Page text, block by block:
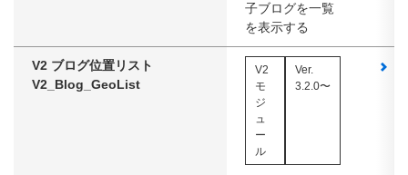
子ブログを一覧
を表示する
V2 ブログ位置リスト
V2_Blog_GeoList
V2
モ
ジ
ュ
ー
ル
Ver.
3.2.0〜